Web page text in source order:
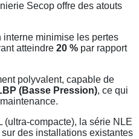
Secop offre des atouts
interne minimise les pertes
atteindre20 % par rapport
polyvalent, capable de
(Basse Pression), ce qui
(ultra-compacte), la série NLE
des installations existantes